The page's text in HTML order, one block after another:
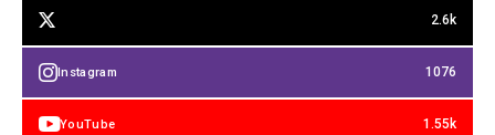
2.6k
Instagram 1076
YouTube 1.55k